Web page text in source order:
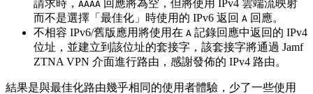
請求時， AAAA 回應將為空，但將使用 IPv4 雲端流映射
而不是選擇「最佳化」時使用的 IPv6 返回 A 回應。
不相容 IPv6/舊版應用將使用在 A 記錄回應中返回的 IPv4
位址，並建立到該位址的套接字，該套接字將通過 Jamf
ZTNA VPN 介面進行路由，感謝發佈的 IPv4 路由。
結果是與最佳化路由幾乎相同的使用者體驗，少了一些使用